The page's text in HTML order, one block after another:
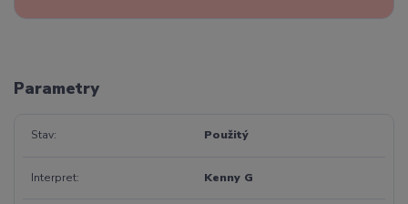
Parametry
Stav Použitý
Interpret Kenny G